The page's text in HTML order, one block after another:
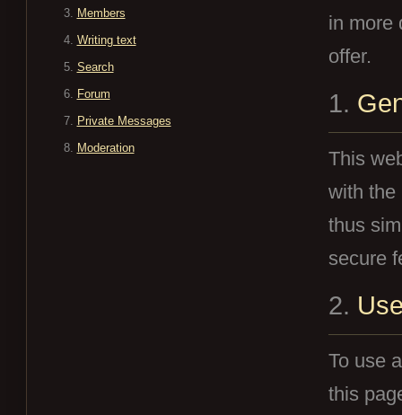
Members
Writing text
Search
Forum
Private Messages
Moderation
in more
offer.
1.
This
with the
thus
secure
2.
To use
this